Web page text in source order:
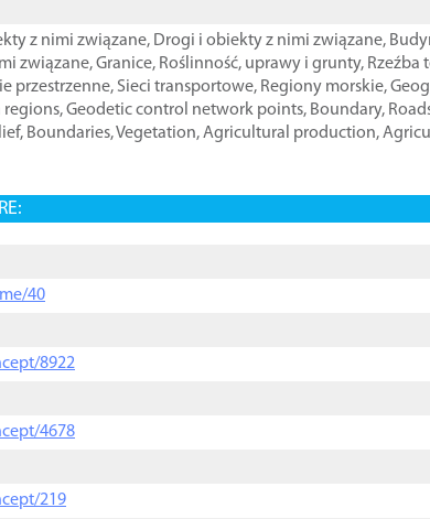
z nimi związane, Drogi i obiekty z nimi związane,
związane,Granice, Roślinność, uprawy i grunty, Rzeźba
przestrzenne, Sieci transportowe, Regiony morskie,
regions,Geodetic control network points, Boundary,
, Boundaries,Vegetation,Agricultural production,
40
8922
4678
219